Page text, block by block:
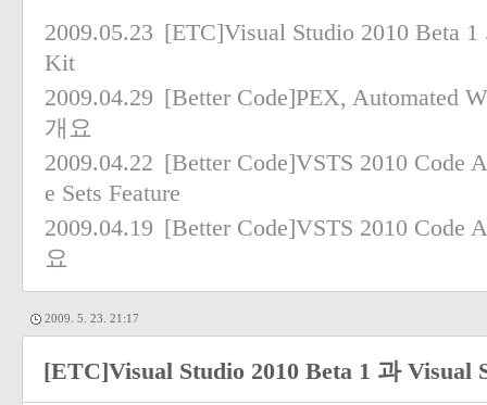
2009.05.23 [ETC]Visual Studio 2010 Beta
Kit
2009.04.29 [Better Code]PEX, Automated
개요
2009.04.22 [Better Code]VSTS 2010 Code
e Sets Feature
2009.04.19 [Better Code]VSTS 2010 Code
요
2009. 5. 23. 21:17
[ETC]Visual Studio 2010 Beta 1 과 Visual